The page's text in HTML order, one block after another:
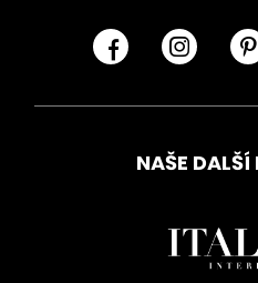
NAŠE